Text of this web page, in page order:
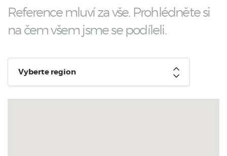
Reference mluví za vše. Prohlédněte si
na čem všem jsme se podíleli.
Vyberte region